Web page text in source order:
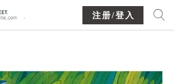
注册/登入